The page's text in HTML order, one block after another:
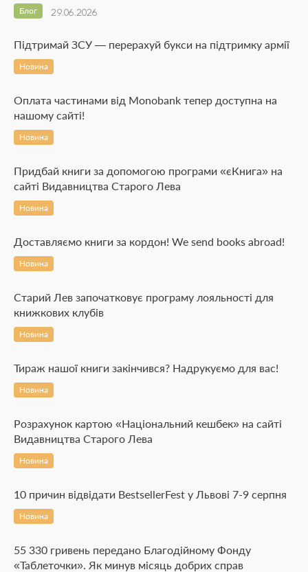
29.06.2026
Блог
Підтримай ЗСУ — перерахуй букси на підтримку армії
Новина
Оплата частинами від Monobank тепер доступна на
нашому сайті!
Новина
Придбай книги за допомогою програми «єКнига» на
сайті Видавництва Старого Лева
Новина
Доставляємо книги за кордон! We send books abroad!
Новина
Старий Лев започатковує програму лояльності для
книжкових клубів
Новина
Тираж нашої книги закінчився? Надрукуємо для вас!
Новина
Розрахунок картою «Національний кешбек» на сайті
Видавництва Старого Лева
Новина
10 причин відвідати BestsellerFest у Львові 7-9 серпня
Новина
55 330 гривень передано Благодійному Фонду
«Таблеточки». Як минув місяць добрих справ